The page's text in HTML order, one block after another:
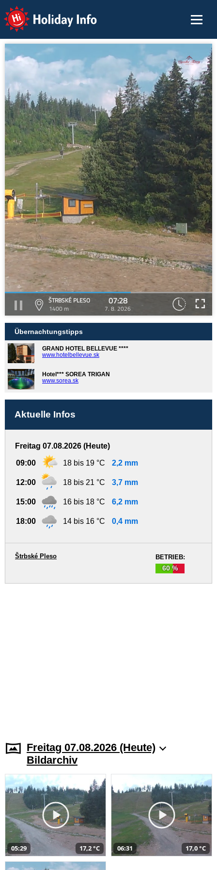
Holiday Info
ŠTRBSKÉ PLESO
1400 m
07:28
7. 8. 2026
Übernachtungstipps
GRAND HOTEL BELLEVUE ****
www.hotelbellevue.sk
Hotel*** SOREA TRIGAN
www.sorea.sk
Aktuelle Infos
Freitag 07.08.2026 (Heute)
09:00 18 bis 19 °C 2,2 mm
12:00 18 bis 21 °C 3,7 mm
15:00 16 bis 18 °C 6,2 mm
18:00 14 bis 16 °C 0,4 mm
BETRIEB:
60 %
Štrbské Pleso
Freitag 07.08.2026 (Heute)
Bildarchiv
05:29 17,2 °C 06:31 17,0 °C